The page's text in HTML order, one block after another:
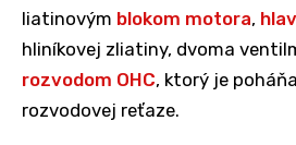
liatinovým blokom motora,
hliníkovej zliatiny, dvoma
rozvodom OHC, ktorý je
rozvodovej reťaze.